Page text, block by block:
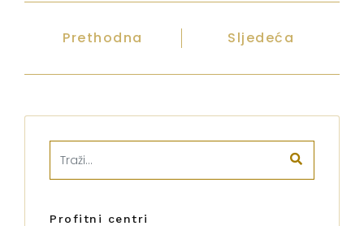
Prethodna Sljedeća
Profitni centri